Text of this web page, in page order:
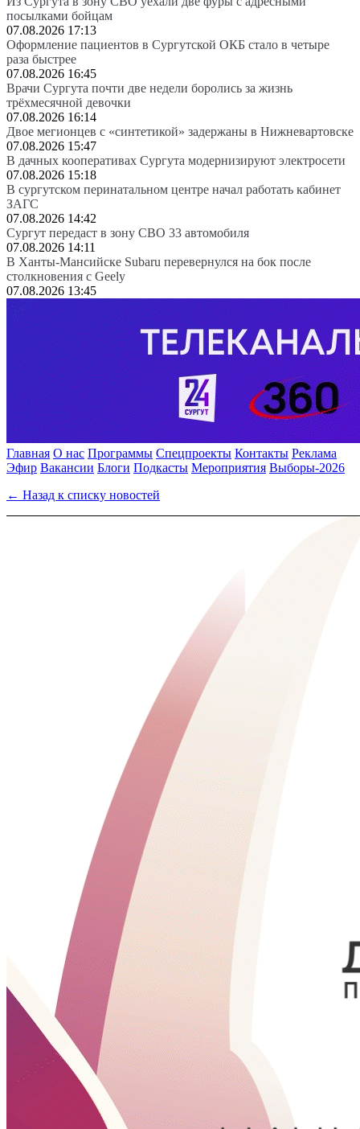
посылками бойцам
07.08.2026 17:13
Оформление пациентов в Сургутской ОКБ стало в четыре
раза быстрее
07.08.2026 16:45
Врачи Сургута почти две недели боролись за жизнь
трёхмесячной девочки
07.08.2026 16:14
Двое мегионцев с «синтетикой» задержаны в Нижневартовске
07.08.2026 15:47
В дачных кооперативах Сургута модернизируют электросети
07.08.2026 15:18
В сургутском перинатальном центре начал работать кабинет
ЗАГС
07.08.2026 14:42
Сургут передаст в зону СВО 33 автомобиля
07.08.2026 14:11
В Ханты-Мансийске Subaru перевернулся на бок после
столкновения с Geely
07.08.2026 13:45
Главная О нас Программы Спецпроекты Контакты Реклама
Эфир Вакансии Блоги Подкасты Мероприятия Выборы-2026
← Назад к списку новостей